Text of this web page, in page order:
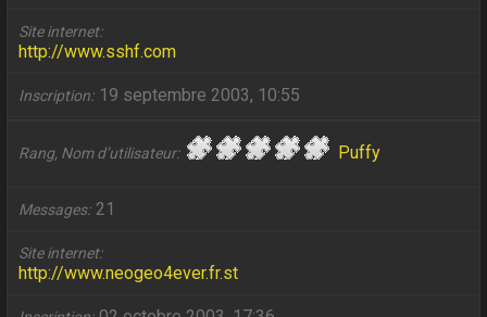
Site internet
http://www.sshf.com
Inscription 19 septembre 2003, 10:55
Rang, Nom d’utilisateur Puffy
Messages 21
Site internet
http://www.neogeo4ever.fr.st